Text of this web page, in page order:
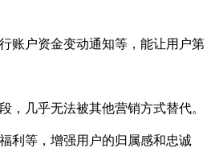
账户资金变动通知等，能让用户第
几乎无法被其他营销方式替代。
利等，增强用户的归属感和忠诚